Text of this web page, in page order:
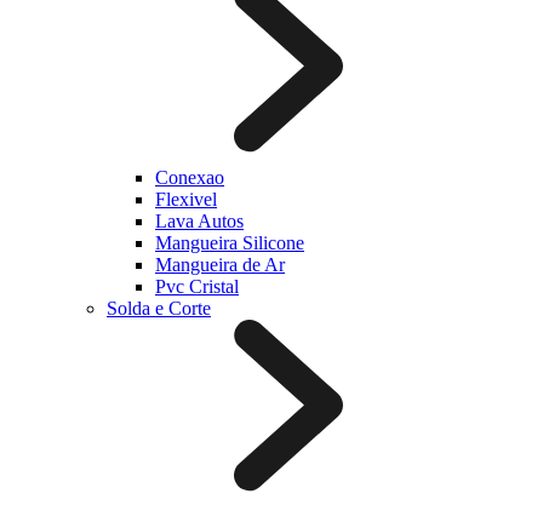
Conexao
Flexivel
Lava Autos
Mangueira Silicone
Mangueira de Ar
Pvc Cristal
Solda e Corte